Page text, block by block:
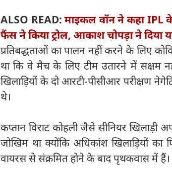
ALSO READ:माइकल वॉन ने कहा IPL
फैंस ने किया ट्रोल, आकाश चोपड़ा ने दिया
प्रतिबद्धताओं का पालन नहीं करने के लिए
था कि वे मैच के लिए टीम उतारने में सक्षम
खिलाड़ियों के दो आरटी-पीसीआर परीक्षण
थे।
कप्तान विराट कोहली जैसे सीनियर
जोखिम था क्योंकि अधिकांश खिलाड़ियों का
वायरस से संक्रमित होने के बाद पृथकवास में हैं।